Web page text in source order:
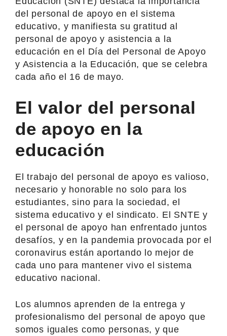
del personal de apoyo en el sistema
educativo, y manifiesta su gratitud al
personal de apoyo y asistencia a la
educación en el Día del Personal de Apoyo
y Asistencia a la Educación, que se celebra
cada año el 16 de mayo.
El valor del personal
de apoyo en la
educación
El trabajo del personal de apoyo es valioso,
necesario y honorable no solo para los
estudiantes, sino para la sociedad, el
sistema educativo y el sindicato. El SNTE y
el personal de apoyo han enfrentado juntos
desafíos, y en la pandemia provocada por el
coronavirus están aportando lo mejor de
cada uno para mantener vivo el sistema
educativo nacional.
Los alumnos aprenden de la entrega y
profesionalismo del personal de apoyo que
somos iguales como personas, y que